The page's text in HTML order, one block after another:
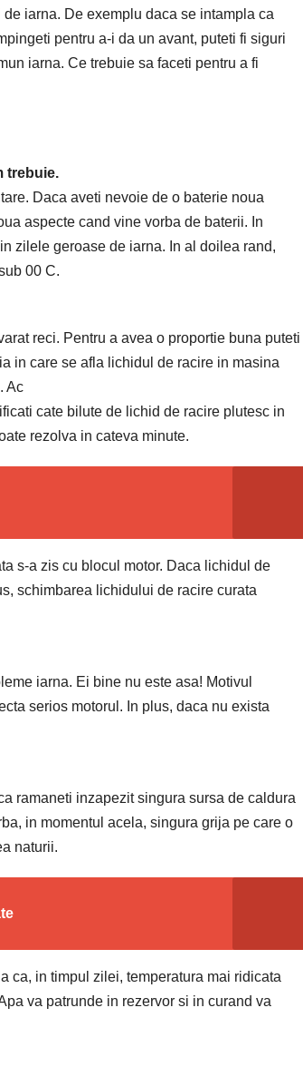
iarna. De exemplu daca se intampla ca
pentru a-i da un avant, puteti fi siguri
iarna. Ce trebuie sa faceti pentru a fi
trebuie.
Daca aveti nevoie de o baterie noua
aspecte cand vine vorba de baterii. In
zilele geroase de iarna. In al doilea rand,
00 C.
reci. Pentru a avea o proportie buna puteti
in care se afla lichidul de racire in masina
Ac
cate bilute de lichid de racire plutesc in
rezolva in cateva minute.
s-a zis cu blocul motor. Daca lichidul de
schimbarea lichidului de racire curata
iarna. Ei bine nu este asa! Motivul
serios motorul. In plus, daca nu exista
ramaneti inzapezit singura sursa de caldura
in momentul acela, singura grija pe care o
naturii.
ca, in timpul zilei, temperatura mai ridicata
va patrunde in rezervor si in curand va